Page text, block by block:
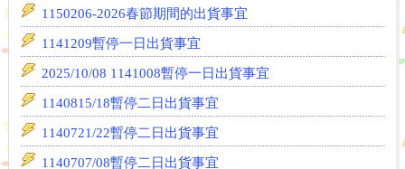
1150206-2026春節期間的出貨事宜
1141209暫停一日出貨事宜
2025/10/08 1141008暫停一日出貨事宜
1140815/18暫停二日出貨事宜
1140721/22暫停二日出貨事宜
1140707/08暫停二日出貨事宜